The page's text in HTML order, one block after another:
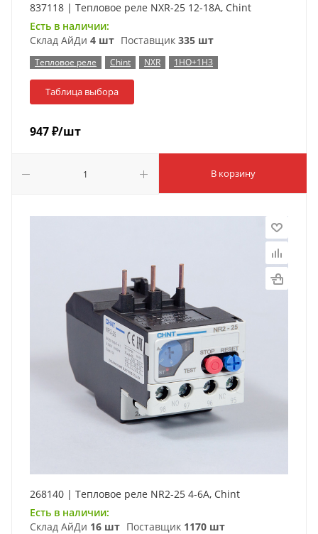
837118 | Тепловое реле NXR-25 12-18А, Chint
Есть в наличии:
Склад АйДи 4 шт Поставщик 335 шт
Тепловое реле Chint NXR 1НО+1НЗ
Таблица выбора
947₽/шт
В корзину
268140 | Тепловое реле NR2-25 4-6А, Chint
Есть в наличии:
Склад АйДи 16 шт Поставщик 1170 шт